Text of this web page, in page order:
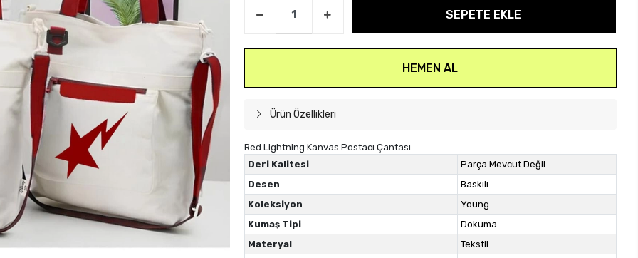
SEPETE EKLE
HEMEN AL
Ürün Özellikleri
Red Lightning Kanvas Postacı Çantası
Deri Kalitesi
Parça Mevcut Değil
Desen
Baskılı
Koleksiyon
Young
Kumaş Tipi
Dokuma
Materyal
Tekstil